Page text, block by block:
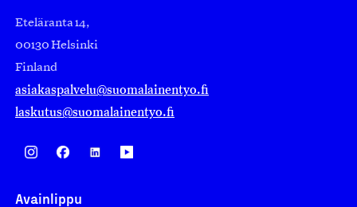
Eteläranta 14,
00130 Helsinki
Finland
asiakaspalvelu@suomalainentyo.fi
laskutus@suomalainentyo.fi
Avainlippu